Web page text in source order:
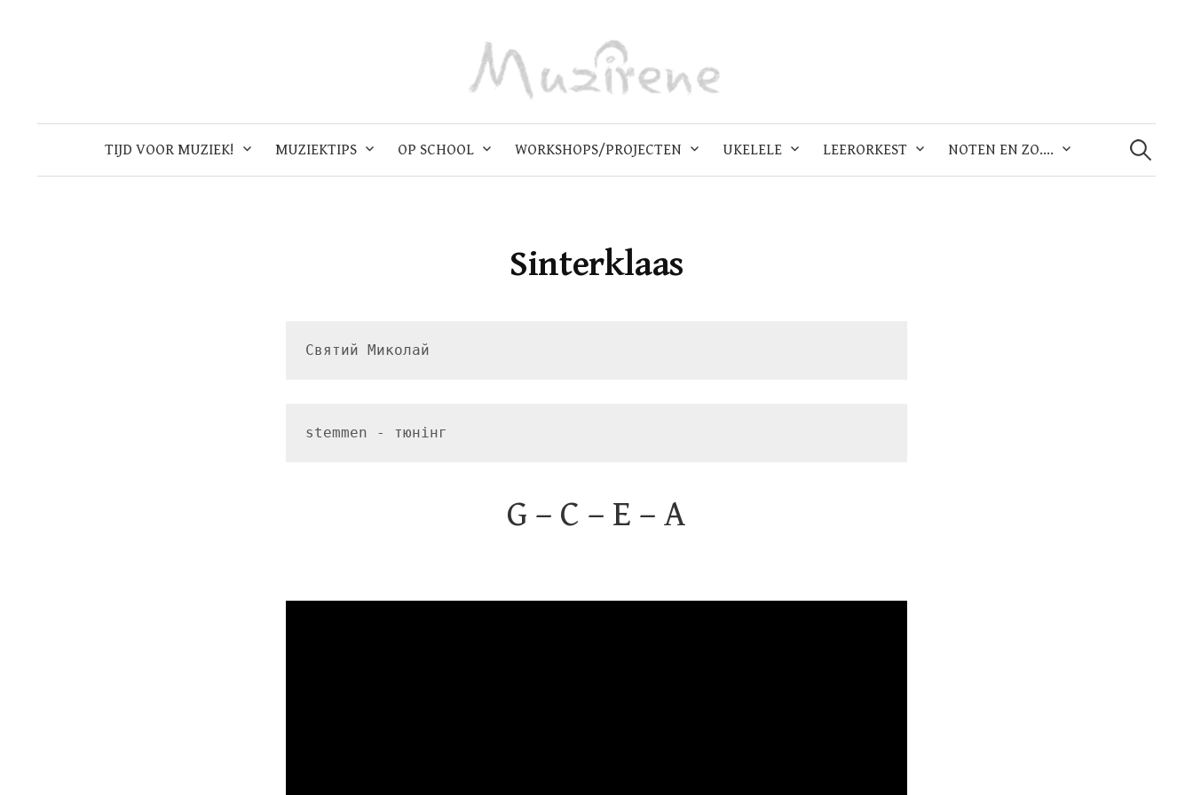
TIJD VOOR MUZIEK! MUZIEKTIPS OP SCHOOL WORKSHOPS/PROJECTEN UKELELE LEERORKEST NOTEN EN ZO….
naar:
Sinterklaas
Святий Миколай
stemmen - тюнінг
G – C – E – A